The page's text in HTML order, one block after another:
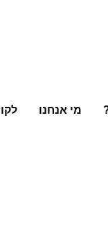
מי אנחנו